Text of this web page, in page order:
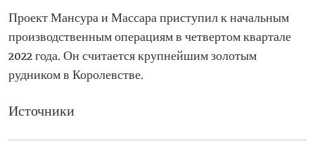
Проект Мансура и Массара приступил к начальным
производственным операциям в четвертом квартале
2022 года. Он считается крупнейшим золотым
рудником в Королевстве.
Источники